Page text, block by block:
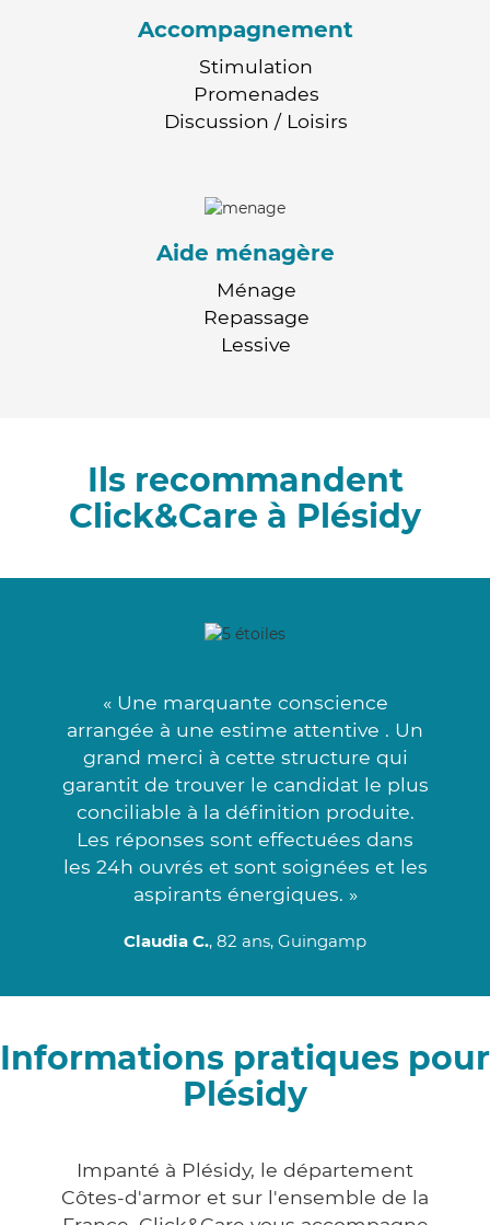
Accompagnement
Stimulation
Promenades
Discussion / Loisirs
Aide ménagère
Ménage
Repassage
Lessive
Ils recommandent
Click&Care à Plésidy
« Une marquante conscience
arrangée à une estime attentive . Un
grand merci à cette structure qui
garantit de trouver le candidat le plus
conciliable à la définition produite.
Les réponses sont effectuées dans
les 24h ouvrés et sont soignées et les
aspirants énergiques. »
Claudia C., 82 ans, Guingamp
Informations pratiques pour
Plésidy
Impanté à Plésidy, le département
Côtes-d'armor et sur l'ensemble de la